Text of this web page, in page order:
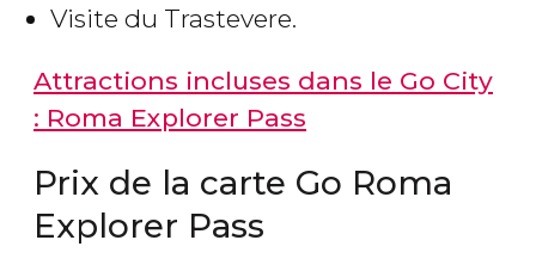
Visite du Trastevere.
Attractions incluses dans le Go City
: Roma Explorer Pass
Prix de la carte Go Roma
Explorer Pass